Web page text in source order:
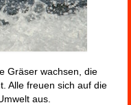
Gräser wachsen, die
Alle freuen sich auf die
aus.